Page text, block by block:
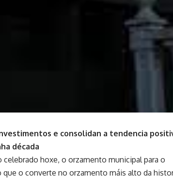
e consolidan a tendencia
década
hoxe, o orzamento municipal para o
que o converte no orzamento máis alto da